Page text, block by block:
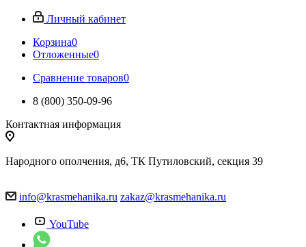
Личный кабинет
Корзина0
Отложенные0
Сравнение товаров0
8 (800) 350-09-96
Контактная информация
Народного ополчения, д6, ТК Путиловский, секция 39
info@krasmehanika.ru zakaz@krasmehanika.ru
YouTube